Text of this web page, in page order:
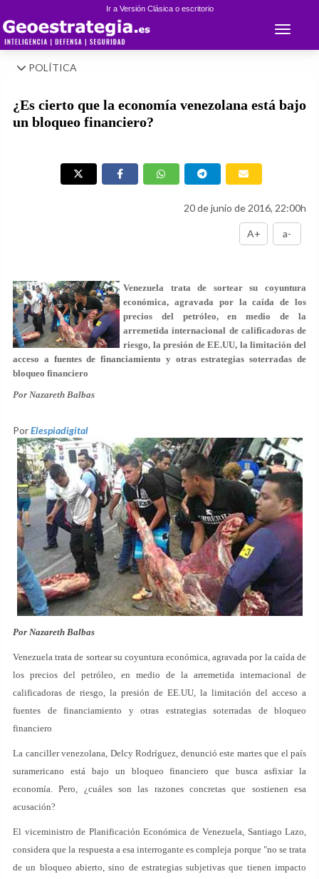
Ir a Versión Clásica o escritorio
Toggle
POLÍTICA
¿Es cierto que la economía venezolana está bajo
un bloqueo financiero?
20 de junio de 2016, 22:00h
A+ a-
Venezuela trata de sortear su coyuntura
económica, agravada por la caída de los
precios del petróleo, en medio de la
arremetida internacional de calificadoras de
riesgo, la presión de EE.UU, la limitación del
acceso a fuentes de financiamiento y otras estrategias soterradas de
bloqueo financiero
Por Nazareth Balbas
PorElespiadigital
Por Nazareth Balbas
Venezuela trata de sortear su coyuntura económica, agravada por la caída de
los precios del petróleo, en medio de la arremetida internacional de
calificadoras de riesgo, la presión de EE.UU, la limitación del acceso a
fuentes de financiamiento y otras estrategias soterradas de bloqueo
financiero
La canciller venezolana, Delcy Rodríguez, denunció este martes que el país
suramericano está bajo un bloqueo financiero que busca asfixiar la
economía. Pero, ¿cuáles son las razones concretas que sostienen esa
acusación?
El viceministro de Planificación Económica de Venezuela, Santiago Lazo,
considera que la respuesta a esa interrogante es compleja porque "no se trata
de un bloqueo abierto, sino de estrategias subjetivas que tienen impacto